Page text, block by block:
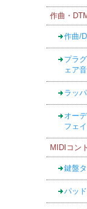
作曲・
作曲/
プラ
ェア
ラッ
オー
フェ
MIDIコン
鍵盤
パッ